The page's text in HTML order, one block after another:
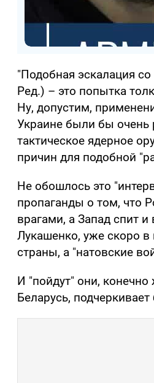
"Подобная эскалация
Ред.) – это попытка
Ну, допустим,
Украине были бы
тактическое ядерное
причин для подобной
Не обошлось это
пропаганды о том, что
врагами, а Запад спит
Лукашенко, уже скоро
страны, а "натовские
И "пойдут" они, конечно
Беларусь,